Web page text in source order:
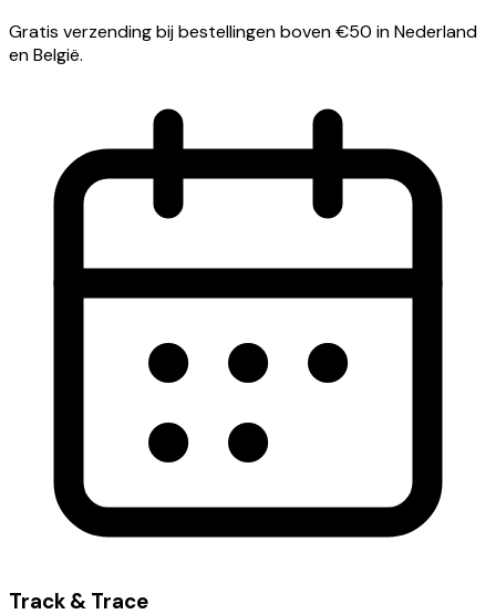
Gratis verzending bij bestellingen boven €50 in Nederland
en België.
Track & Trace